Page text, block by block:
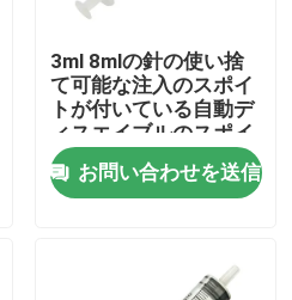
3ml 8mlの針の使い捨
て可能な注入のスポイ
トが付いている自動デ
ィスエイブルのスポイ
ト
お問い合わせを送信